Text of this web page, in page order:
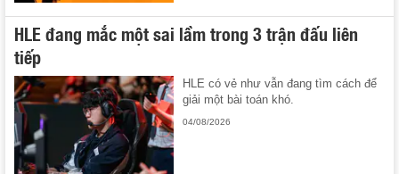
HLE đang mắc một sai lầm trong 3 trận đấu liên
tiếp
HLE có vẻ như vẫn đang tìm cách để
giải một bài toán khó.
04/08/2026